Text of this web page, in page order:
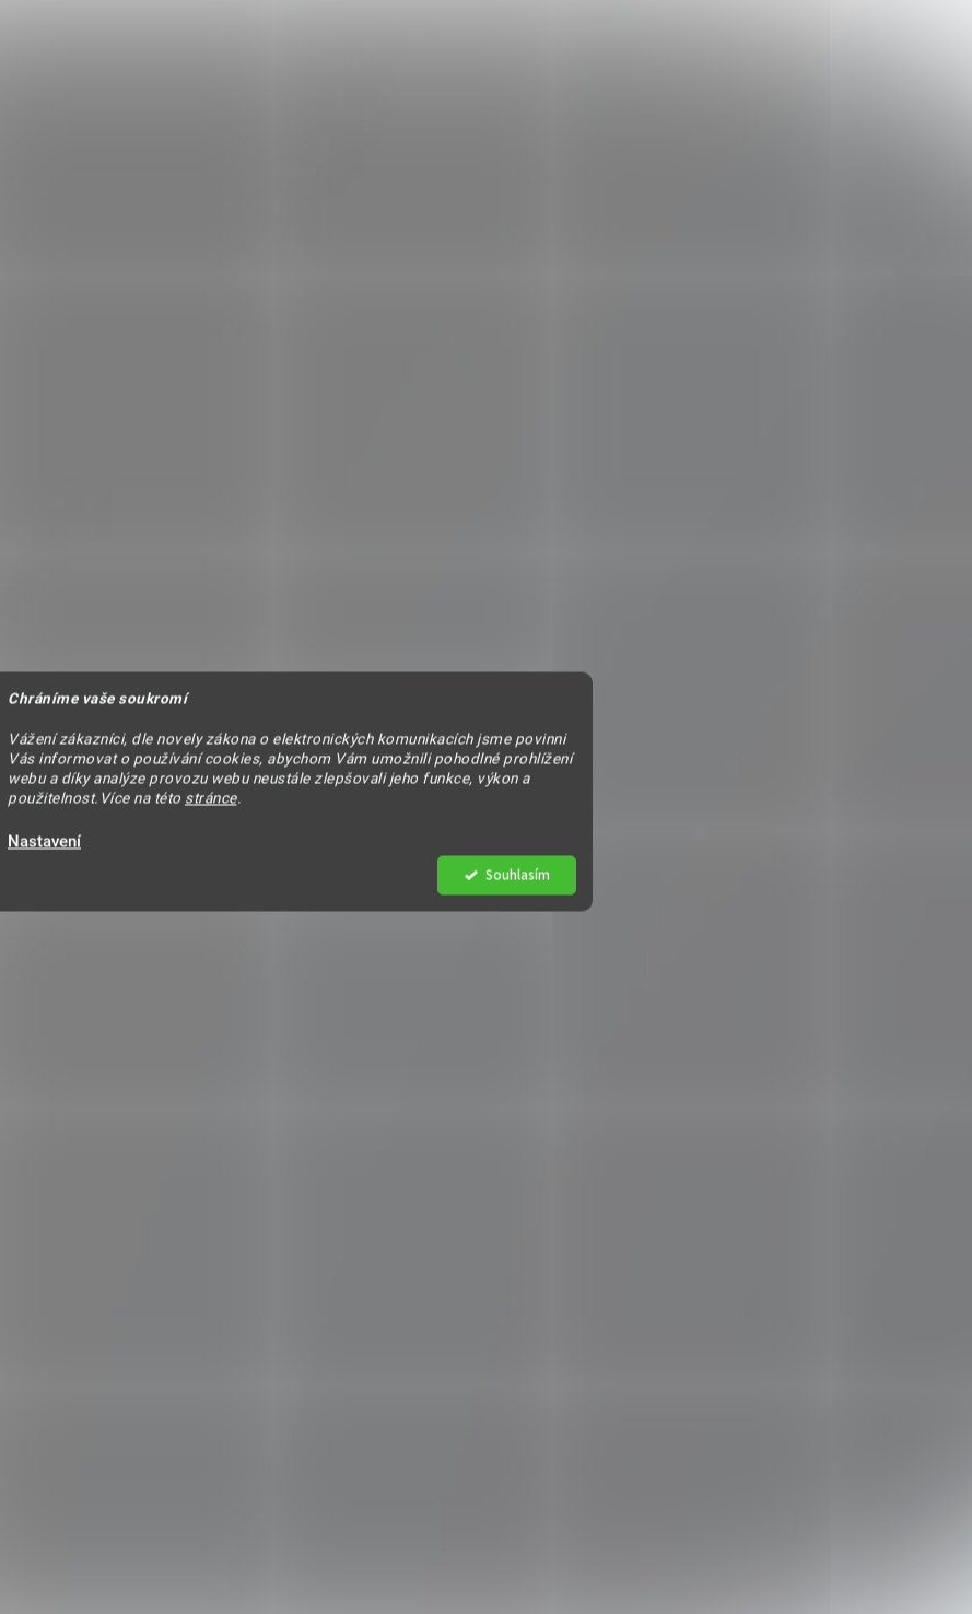
Chráníme vaše soukromí
Vážení zákazníci, dle novely zákona o elektronických komunikacích jsme povinni
Vás informovat o používání cookies, abychom Vám umožnili pohodlné prohlížení
webu a díky analýze provozu webu neustále zlepšovali jeho funkce, výkon a
použitelnost.Více na této stránce.
Nastavení
Souhlasím